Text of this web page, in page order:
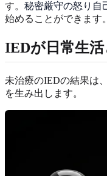
す。 秘密厳守の怒り自
始めることができます。
IEDが日常生
未治療のIEDの結果は
を生み出します。